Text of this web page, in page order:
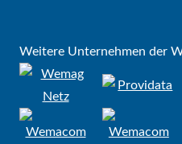
Weitere Unternehmen der